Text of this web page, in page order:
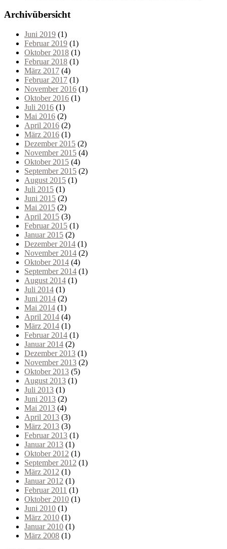
Archivübersicht
Juni 2019 (1)
Februar 2019 (1)
Oktober 2018 (1)
Februar 2018 (1)
März 2017 (4)
Februar 2017 (1)
November 2016 (1)
Oktober 2016 (1)
Juli 2016 (1)
Mai 2016 (2)
April 2016 (2)
März 2016 (1)
Dezember 2015 (2)
November 2015 (4)
Oktober 2015 (4)
September 2015 (2)
August 2015 (1)
Juli 2015 (1)
Juni 2015 (2)
Mai 2015 (2)
April 2015 (3)
Februar 2015 (1)
Januar 2015 (2)
Dezember 2014 (1)
November 2014 (2)
Oktober 2014 (4)
September 2014 (1)
August 2014 (1)
Juli 2014 (1)
Juni 2014 (2)
Mai 2014 (1)
April 2014 (4)
März 2014 (1)
Februar 2014 (1)
Januar 2014 (2)
Dezember 2013 (1)
November 2013 (2)
Oktober 2013 (5)
August 2013 (1)
Juli 2013 (1)
Juni 2013 (2)
Mai 2013 (4)
April 2013 (3)
März 2013 (3)
Februar 2013 (1)
Januar 2013 (1)
Oktober 2012 (1)
September 2012 (1)
März 2012 (1)
Januar 2012 (1)
Februar 2011 (1)
Oktober 2010 (1)
Juni 2010 (1)
März 2010 (1)
Januar 2010 (1)
März 2008 (1)